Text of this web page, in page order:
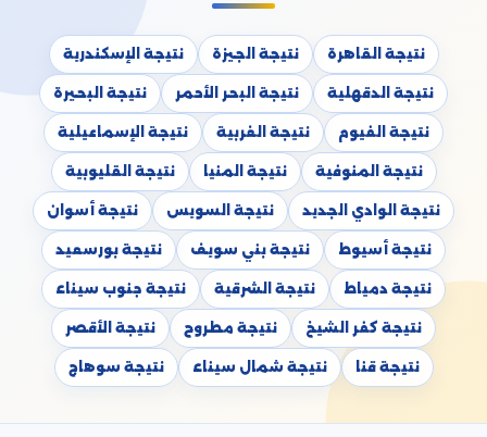
نتيجة القاهرة نتيجة الجيزة نتيجة الإسكندرية
نتيجة الدقهلية نتيجة البحر الأحمر نتيجة البحيرة
نتيجة الفيوم نتيجة الغربية نتيجة الإسماعيلية
نتيجة المنوفية نتيجة المنيا نتيجة القليوبية
نتيجة الوادي الجديد نتيجة السويس نتيجة أسوان
نتيجة أسيوط نتيجة بني سويف نتيجة بورسعيد
نتيجة دمياط نتيجة الشرقية نتيجة جنوب سيناء
نتيجة كفر الشيخ نتيجة مطروح نتيجة الأقصر
نتيجة قنا نتيجة شمال سيناء نتيجة سوهاج